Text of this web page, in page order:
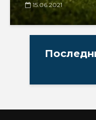
15.06.2021